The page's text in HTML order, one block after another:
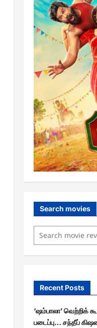
Search movies
Recent Posts
‘ஷம்பாலா’ வெற்றிக்
படைப்பு… சந்தீப்